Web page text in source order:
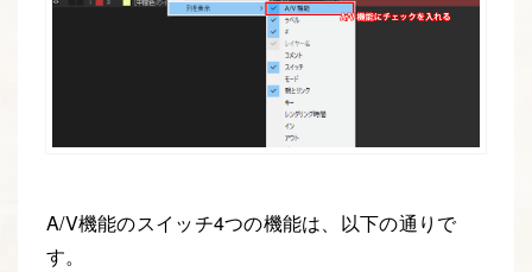
A/V機能のスイッチ4つの機能は、以下の通りで
す。